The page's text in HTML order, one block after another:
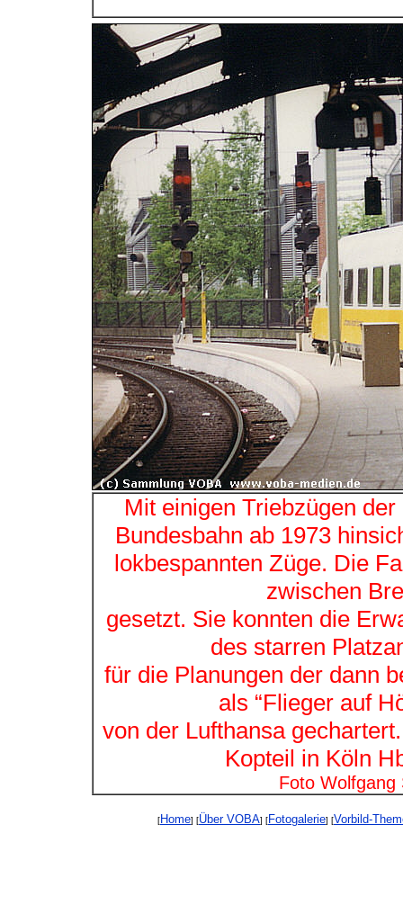
Mit einigen Triebzügen
Bundesbahn ab 1973
lokbespannten Züge. Die
zwischen
gesetzt. Sie konnten die
des starren
für die Planungen der dann
als “Flieger auf
von der Lufthansa
Kopteil in Köln
Foto Wolfgang
[Home] [Über VOBA] [Fotogalerie] [Vorbild-